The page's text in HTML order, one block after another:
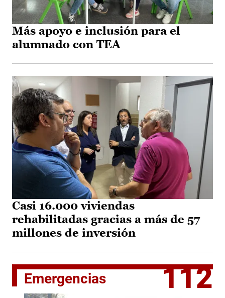
Más apoyo e inclusión para el
alumnado con TEA
Casi 16.000 viviendas
rehabilitadas gracias a más de 57
millones de inversión
Emergencias 112